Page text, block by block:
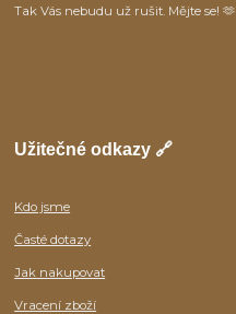
Tak Vás nebudu už rušit. Mějte se! 🫶
Užitečné odkazy 🔗
Kdo jsme
Časté dotazy
Jak nakupovat
Vracení zboží